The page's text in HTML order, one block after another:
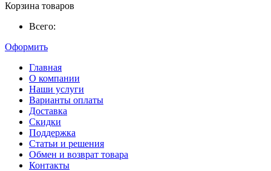
Корзина товаров
Всего:
Оформить
Главная
О компании
Наши услуги
Варианты оплаты
Доставка
Скидки
Поддержка
Статьи и решения
Обмен и возврат товара
Контакты